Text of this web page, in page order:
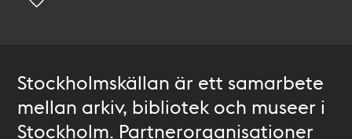
Stockholmskällan är ett samarbete
mellan arkiv, bibliotek och museer i
Stockholm. Partnerorganisationer